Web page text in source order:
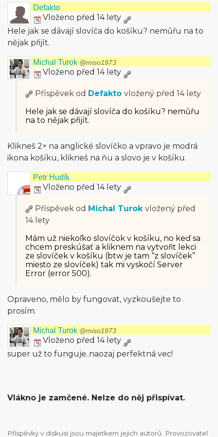
Defakto
Vloženo před 14 lety
Hele jak se dávají slovíča do košíku? nemůřu na to
nějak přijít.
Michal Turok @miso1973
Vloženo před 14 lety
Příspěvek od Defakto vložený před 14 lety
Hele jak se dávají slovíča do košíku? nemůřu
na to nějak přijít.
Klikneš 2× na anglické slovíčko a vpravo je modrá
ikona košíku, klikneš na ňu a slovo je v košíku.
Petr Hudík
Vloženo před 14 lety
Příspěvek od Michal Turok vložený před
14 lety
Mám už niekoľko slovíčok v košíku, no keď sa
chcem preskúšať a kliknem na vytvořit lekci
ze slovíček v košíku (btw je tam “z slovíček”
miesto ze slovíček) tak mi vyskočí Server
Error (error 500).
Opraveno, mělo by fungovat, vyzkoušejte to
prosím.
Michal Turok @miso1973
Vloženo před 14 lety
super už to funguje..naozaj perfektná vec!
Vlákno je zamčené. Nelze do něj přispívat.
Příspěvky v diskusi jsou majetkem jejich autorů. Provozovatel